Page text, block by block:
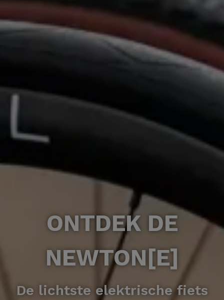
ONTDEK DE
NEWTON[E]
De lichtste elektrische fiets